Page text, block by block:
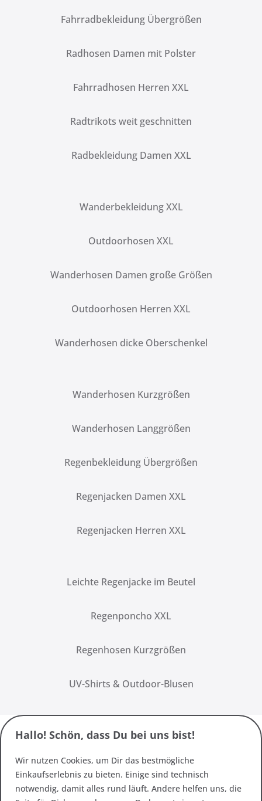
Fahrradbekleidung Übergrößen
Radhosen Damen mit Polster
Fahrradhosen Herren XXL
Radtrikots weit geschnitten
Radbekleidung Damen XXL
Wanderbekleidung XXL
Outdoorhosen XXL
Wanderhosen Damen große Größen
Outdoorhosen Herren XXL
Wanderhosen dicke Oberschenkel
Wanderhosen Kurzgrößen
Wanderhosen Langgrößen
Regenbekleidung Übergrößen
Regenjacken Damen XXL
Regenjacken Herren XXL
Leichte Regenjacke im Beutel
Regenponcho XXL
Regenhosen Kurzgrößen
UV-Shirts & Outdoor-Blusen
Hallo! Schön, dass Du bei uns bist!
Wir nutzen Cookies, um Dir das bestmögliche
Einkaufserlebnis zu bieten. Einige sind technisch
notwendig, damit alles rund läuft. Andere helfen uns, die